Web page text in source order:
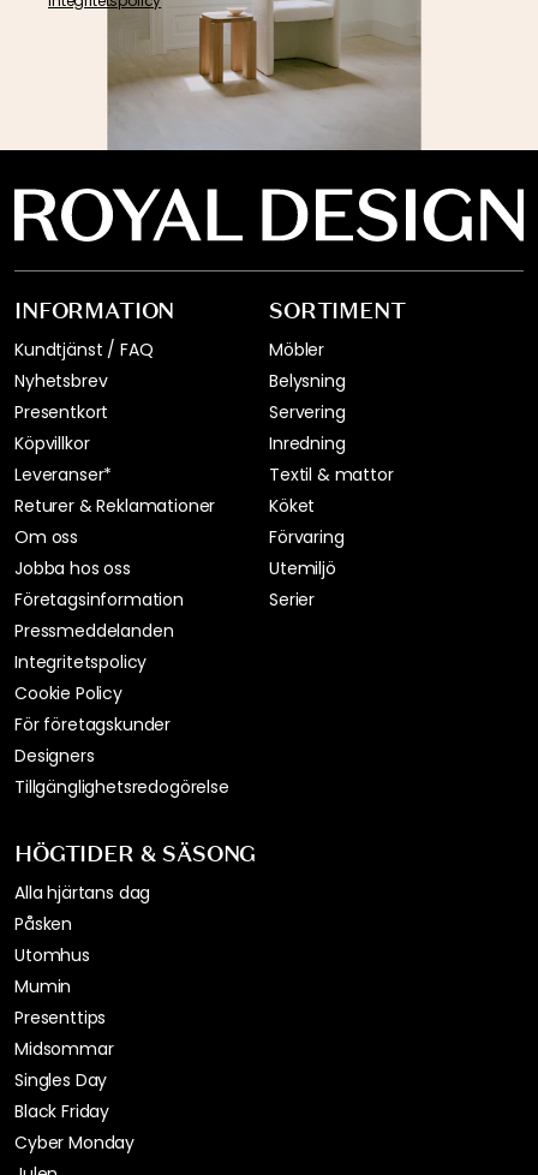
INFORMATION
Kundtjänst / FAQ
Nyhetsbrev
Presentkort
Köpvillkor
Leveranser*
Returer & Reklamationer
Om oss
Jobba hos oss
Företagsinformation
Pressmeddelanden
Integritetspolicy
Cookie Policy
För företagskunder
Designers
Tillgänglighetsredogörelse
SORTIMENT
Möbler
Belysning
Servering
Inredning
Textil & mattor
Köket
Förvaring
Utemiljö
Serier
HÖGTIDER & SÄSONG
Alla hjärtans dag
Påsken
Utomhus
Mumin
Presenttips
Midsommar
Singles Day
Black Friday
Cyber Monday